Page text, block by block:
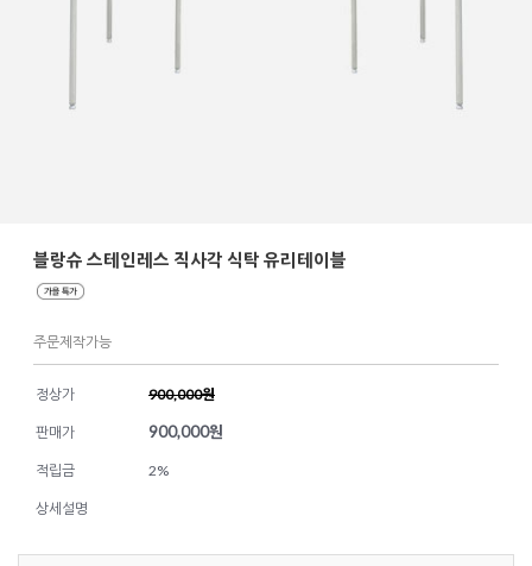
블랑슈 스테인레스 직사각 식탁 유리테이블
주문제작가능
정상가 900,000원
판매가 900,000원
적립금 2%
상세설명